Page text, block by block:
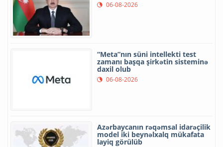
06-08-2026
“Meta”nın süni intellekti test
zamanı başqa şirkətin sisteminə
daxil olub
06-08-2026
Azərbaycanın rəqəmsal idarəçilik
model iki beynəlxalq mükafata
layiq görülüb